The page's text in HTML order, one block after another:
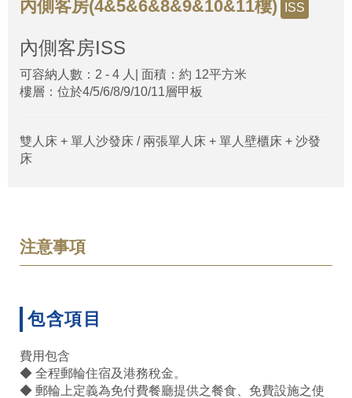
內側客房(4&5&6&8&9&10&11樓) ISS
內側客房ISS
可容納人數：2 - 4 人| 面積：約 12平方米
樓層：位於4/5/6/8/9/10/11層甲板
雙人床 + 單人沙發床 / 兩張單人床 + 單人壁櫃床 + 沙發
床
注意事項
包含項目
費用包含
◆ 全程郵輪住宿及港務稅金。
◆ 郵輪上定義為免付費餐廳提供之餐食、免費設施之使